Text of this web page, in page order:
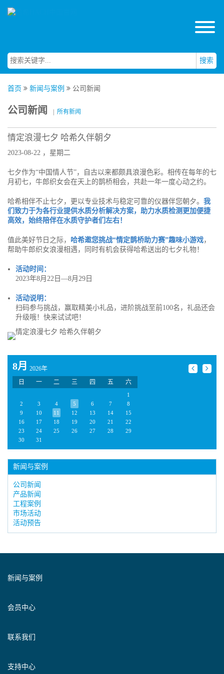
搜索
首页 新闻与案例 公司新闻
公司新闻 所有新闻
情定浪漫七夕 哈希久伴朝夕
2023-08-22 ，星期二
七夕作为“中国情人节”，自古以来都颇具浪漫色彩。相传在每年的七
月初七，牛郎织女会在天上的鹊桥相会，共赴一年一度心动之约。
哈希相伴不止七夕，更以专业技术与稳定可靠的仪器伴您朝夕。 我
们致力于为各行业提供水质分析解决方案，助力水质检测更加便捷
高效，始终陪伴在水质守护者们左右！
值此美好节日之际， 哈希邀您挑战“情定鹊桥助力赛”趣味小游戏，
帮助牛郎织女浪漫相遇，同时有机会获得哈希送出的七夕礼物！
活动时间：
2023年8月22日—8月29日
活动说明：
扫码参与挑战，赢取精美小礼品，进阶挑战至前100名，礼品还会
升级哦！快来试试吧！
8月
2026年
日
一 二 三 四 五 六
1
2
3 4 5 6 7
8
9
10 11 12 13 14
15
16
17 18 19 20 21
22
23
24 25 26 27 28
29
30
31
新闻与案例
公司新闻
产品新闻
工程案例
市场活动
活动预告
新闻与案例
会员中心
联系我们
支持中心